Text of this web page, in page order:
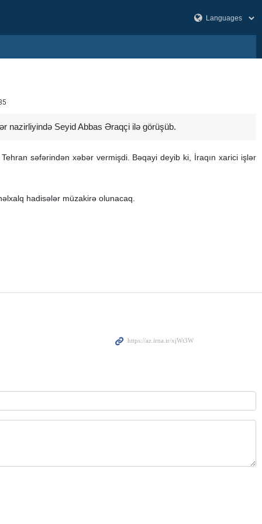
nazirliyində Seyid Abbas Əraqçi ilə görüşüb.
səfərindən xəbər vermişdi. Bəqayi deyib ki, İraqın xarici işlər
hadisələr müzakirə olunacaq.